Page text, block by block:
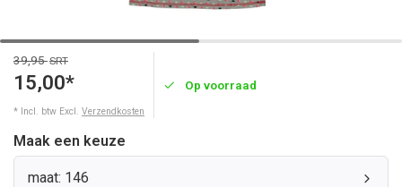
39,95SRT
15,00*
* Incl. btw Excl. Verzendkosten
Op voorraad
Maak een keuze
maat: 146